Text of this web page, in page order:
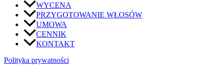
WYCENA
PRZYGOTOWANIE WŁOSÓW
UMOWA
CENNIK
KONTAKT
Polityka prywatności